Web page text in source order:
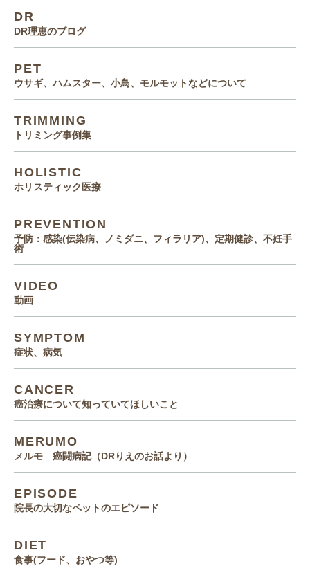
DR
DR理恵のブログ
PET
ウサギ、ハムスター、小鳥、モルモットなどについて
TRIMMING
トリミング事例集
HOLISTIC
ホリスティック医療
PREVENTION
予防：感染(伝染病、ノミダニ、フィラリア)、定期健診、不妊手
術
VIDEO
動画
SYMPTOM
症状、病気
CANCER
癌治療について知っていてほしいこと
MERUMO
メルモ 癌闘病記（DRりえのお話より）
EPISODE
院長の大切なペットのエピソード
DIET
食事(フード、おやつ等)